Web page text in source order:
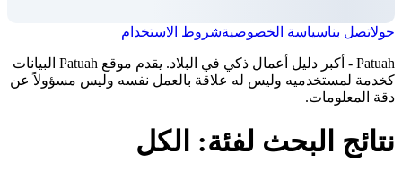
حولاتصل بناسياسة الخصوصيةشروط الاستخدام
Patuah - أكبر دليل أعمال ذكي في البلاد. يقدم موقع Patuah البيانات
كخدمة لمستخدميه وليس له علاقة بالعمل نفسه وليس مسؤولاً عن
دقة المعلومات.
نتائج البحث لفئة: الكل